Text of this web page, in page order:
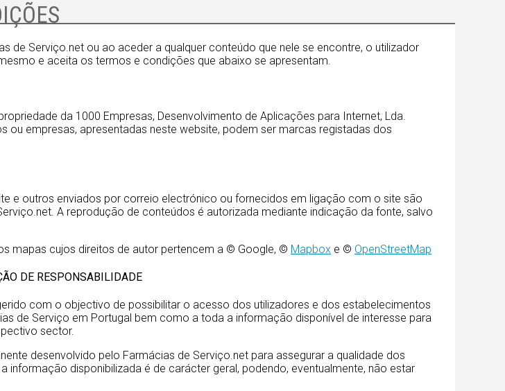
de Serviço.net ou ao aceder a qualquer conteúdo que nele se encontre, o utilizador
e aceita os termos e condições que abaixo se apresentam.
da 1000 Empresas, Desenvolvimento de Aplicações para Internet, Lda.
ou empresas, apresentadas neste website, podem ser marcas registadas dos
e outros enviados por correio electrónico ou fornecidos em ligação com o site são
A reprodução de conteúdos é autorizada mediante indicação da fonte, salvo
mapas cujos direitos de autor pertencem a © Google, © Mapbox e © OpenStreetMap
DE RESPONSABILIDADE
com o objectivo de possibilitar o acesso dos utilizadores e dos estabelecimentos
de Serviço em Portugal bem como a toda a informação disponível de interesse para
sector.
desenvolvido pelo Farmácias de Serviço.net para assegurar a qualidade dos
informação disponibilizada é de carácter geral, podendo, eventualmente, não estar